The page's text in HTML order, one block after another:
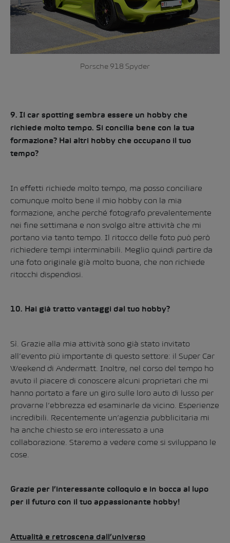
Porsche 918 Spyder
9. Il car spotting sembra essere un hobby che
richiede molto tempo. Si concilia bene con la tua
formazione? Hai altri hobby che occupano il tuo
tempo?
In effetti richiede molto tempo, ma posso conciliare
comunque molto bene il mio hobby con la mia
formazione, anche perché fotografo prevalentemente
nei fine settimana e non svolgo altre attività che mi
portano via tanto tempo. Il ritocco delle foto può però
richiedere tempi interminabili. Meglio quindi partire da
una foto originale già molto buona, che non richiede
ritocchi dispendiosi.
10. Hai già tratto vantaggi dal tuo hobby?
Sì. Grazie alla mia attività sono già stato invitato
all’evento più importante di questo settore: il Super Car
Weekend di Andermatt. Inoltre, nel corso del tempo ho
avuto il piacere di conoscere alcuni proprietari che mi
hanno portato a fare un giro sulle loro auto di lusso per
provarne l’ebbrezza ed esaminarle da vicino. Esperienze
incredibili. Recentemente un’agenzia pubblicitaria mi
ha anche chiesto se ero interessato a una
collaborazione. Staremo a vedere come si sviluppano le
cose.
Grazie per l’interessante colloquio e in bocca al lupo
per il futuro con il tuo appassionante hobby!
Attualità e retroscena dall’universo